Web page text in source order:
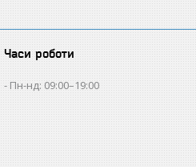
Часи роботи
Пн-нд: 09:00–19:00